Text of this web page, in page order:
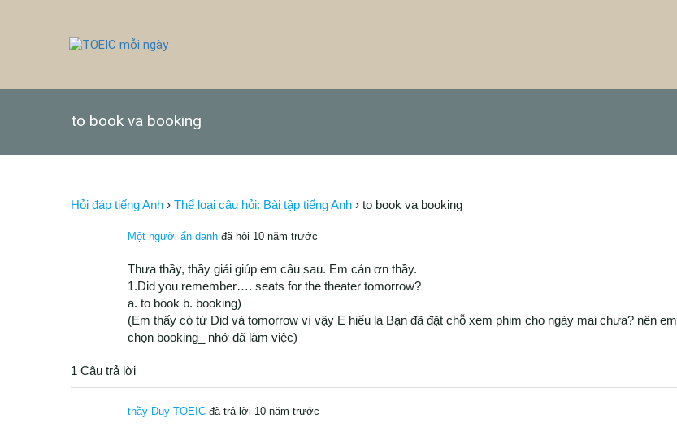
to book va booking
Hỏi đáp tiếng Anh › Thể loại câu hỏi: Bài tập tiếng Anh › to book va booking
Một người ẩn danh đã hỏi 10 năm trước
Thưa thầy, thầy giải giúp em câu sau. Em cản ơn thầy.
1.Did you remember…. seats for the theater tomorrow?
a. to book b. booking)
(Em thấy có từ Did và tomorrow vì vậy E hiểu là Bạn đã đặt chỗ xem phim cho ngày mai chưa? nên em
chọn booking_ nhớ đã làm việc)
1 Câu trả lời
thầy Duy TOEIC đã trả lời 10 năm trước